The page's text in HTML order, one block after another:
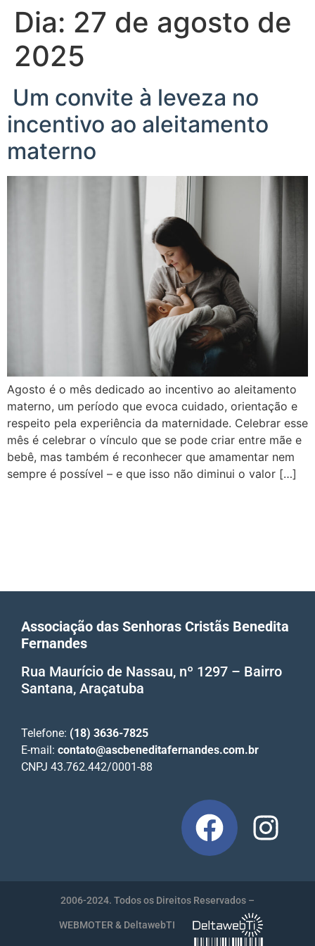
Dia: 27 de agosto de
2025
Um convite à leveza no
incentivo ao aleitamento
materno
Agosto é o mês dedicado ao incentivo ao aleitamento
materno, um período que evoca cuidado, orientação e
respeito pela experiência da maternidade. Celebrar esse
mês é celebrar o vínculo que se pode criar entre mãe e
bebê, mas também é reconhecer que amamentar nem
sempre é possível – e que isso não diminui o valor […]
Associação das Senhoras Cristãs Benedita
Fernandes
Rua Maurício de Nassau, nº 1297 – Bairro
Santana, Araçatuba
Telefone: (18) 3636-7825
E-mail: contato@ascbeneditafernandes.com.br
CNPJ 43.762.442/0001-88
2006-2024. Todos os Direitos Reservados –
WEBMOTER & DeltawebTI